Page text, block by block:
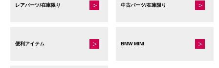
レアパーツ/在庫限り 中古パーツ/在庫限り
便利アイテム BMW MINI